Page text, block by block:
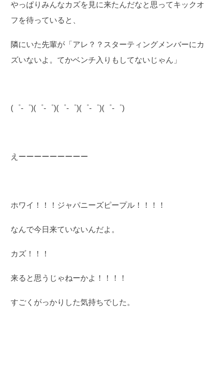
やっぱりみんなカズを見に来たんだなと思ってキックオ
フを待っていると、
隣にいた先輩が「アレ？？スターティングメンバーにカ
ズいないよ。てかベンチ入りもしてないじゃん」
(゜-゜)(゜-゜)(゜-゜)(゜-゜)(゜-゜)
えーーーーーーーーー
ホワイ！！！ジャパニーズピープル！！！！
なんで今日来ていないんだよ。
カズ！！！
来ると思うじゃねーかよ！！！！
すごくがっかりした気持ちでした。